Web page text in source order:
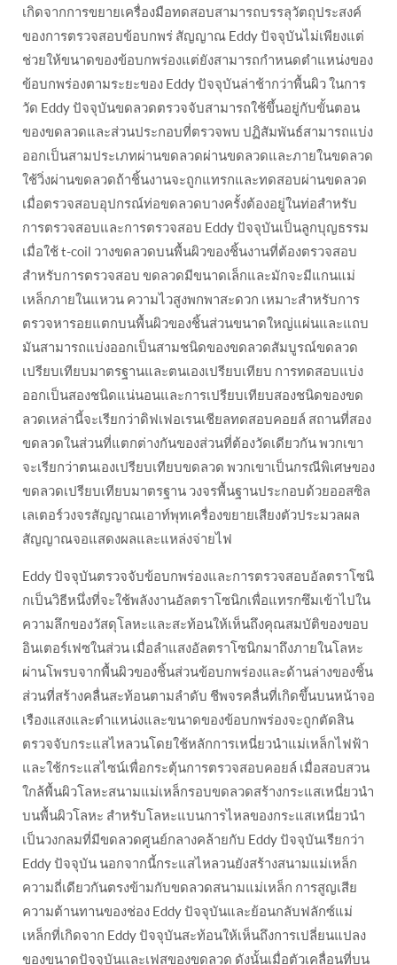
เกิดจากการขยายเครื่องมือทดสอบสามารถบรรลุวัตถุประสงค์
ของการตรวจสอบข้อบกพร่ สัญญาณ Eddy ปัจจุบันไม่เพียงแต่
ช่วยให้ขนาดของข้อบกพร่องแต่ยังสามารถกำหนดตำแหน่งของ
ข้อบกพร่องตามระยะของ Eddy ปัจจุบันล่าช้ากว่าพื้นผิว ในการ
วัด Eddy ปัจจุบันขดลวดตรวจจับสามารถใช้ขึ้นอยู่กับขั้นตอน
ของขดลวดและส่วนประกอบที่ตรวจพบ ปฏิสัมพันธ์สามารถแบ่ง
ออกเป็นสามประเภทผ่านขดลวดผ่านขดลวดและภายในขดลวด
ใช้วิ่งผ่านขดลวดถ้าชิ้นงานจะถูกแทรกและทดสอบผ่านขดลวด
เมื่อตรวจสอบอุปกรณ์ท่อขดลวดบางครั้งต้องอยู่ในท่อสำหรับ
การตรวจสอบและการตรวจสอบ Eddy ปัจจุบันเป็นลูกบุญธรรม
เมื่อใช้ t-coil วางขดลวดบนพื้นผิวของชิ้นงานที่ต้องตรวจสอบ
สำหรับการตรวจสอบ ขดลวดมีขนาดเล็กและมักจะมีแกนแม่
เหล็กภายในแหวน ความไวสูงพกพาสะดวก เหมาะสำหรับการ
ตรวจหารอยแตกบนพื้นผิวของชิ้นส่วนขนาดใหญ่แผ่นและแถบ
มันสามารถแบ่งออกเป็นสามชนิดของขดลวดสัมบูรณ์ขดลวด
เปรียบเทียบมาตรฐานและตนเองเปรียบเทียบ การทดสอบแบ่ง
ออกเป็นสองชนิดแน่นอนและการเปรียบเทียบสองชนิดของขด
ลวดเหล่านี้จะเรียกว่าดิฟเฟอเรนเชียลทดสอบคอยล์ สถานที่สอง
ขดลวดในส่วนที่แตกต่างกันของส่วนที่ต้องวัดเดียวกัน พวกเขา
จะเรียกว่าตนเองเปรียบเทียบขดลวด พวกเขาเป็นกรณีพิเศษของ
ขดลวดเปรียบเทียบมาตรฐาน วงจรพื้นฐานประกอบด้วยออสซิล
เลเตอร์วงจรสัญญาณเอาท์พุทเครื่องขยายเสียงตัวประมวลผล
สัญญาณจอแสดงผลและแหล่งจ่ายไฟ
Eddy ปัจจุบันตรวจจับข้อบกพร่องและการตรวจสอบอัลตราโซนิ
กเป็นวิธีหนึ่งที่จะใช้พลังงานอัลตราโซนิกเพื่อแทรกซึมเข้าไปใน
ความลึกของวัสดุโลหะและสะท้อนให้เห็นถึงคุณสมบัติของขอบ
อินเตอร์เฟซในส่วน เมื่อลำแสงอัลตราโซนิกมาถึงภายในโลหะ
ผ่านโพรบจากพื้นผิวของชิ้นส่วนข้อบกพร่องและด้านล่างของชิ้น
ส่วนที่สร้างคลื่นสะท้อนตามลำดับ ชีพจรคลื่นที่เกิดขึ้นบนหน้าจอ
เรืองแสงและตำแหน่งและขนาดของข้อบกพร่องจะถูกตัดสิน
ตรวจจับกระแสไหลวนโดยใช้หลักการเหนี่ยวนำแม่เหล็กไฟฟ้า
และใช้กระแสไซน์เพื่อกระตุ้นการตรวจสอบคอยล์ เมื่อสอบสวน
ใกล้พื้นผิวโลหะสนามแม่เหล็กรอบขดลวดสร้างกระแสเหนี่ยวนำ
บนพื้นผิวโลหะ สำหรับโลหะแบนการไหลของกระแสเหนี่ยวนำ
เป็นวงกลมที่มีขดลวดศูนย์กลางคล้ายกับ Eddy ปัจจุบันเรียกว่า
Eddy ปัจจุบัน นอกจากนี้กระแสไหลวนยังสร้างสนามแม่เหล็ก
ความถี่เดียวกันตรงข้ามกับขดลวดสนามแม่เหล็ก การสูญเสีย
ความต้านทานของช่อง Eddy ปัจจุบันและย้อนกลับฟลักซ์แม่
เหล็กที่เกิดจาก Eddy ปัจจุบันสะท้อนให้เห็นถึงการเปลี่ยนแปลง
ของขนาดปัจจุบันและเฟสของขดลวด ดังนั้นเมื่อตัวเคลื่อนที่บน